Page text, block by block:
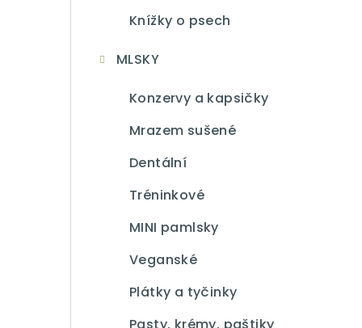
Knížky o psech
MLSKY
Konzervy a kapsičky
Mrazem sušené
Dentální
Tréninkové
MINI pamlsky
Veganské
Plátky a tyčinky